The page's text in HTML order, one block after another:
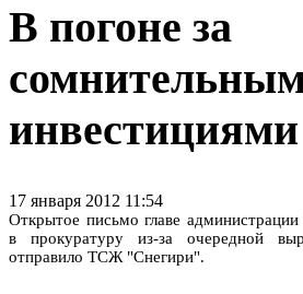
В погоне за
инвестициями
17 января 2012 11:54
Открытое письмо главе администрации
в прокуратуру из-за очередной
отправило ТСЖ "Снегири".